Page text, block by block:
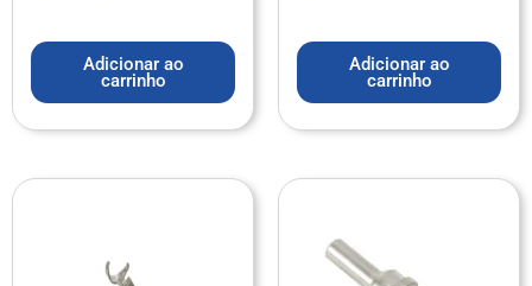
Adicionar ao
carrinho
Adicionar ao
carrinho